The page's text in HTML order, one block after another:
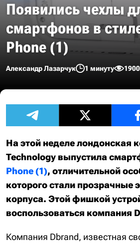
Появились чехлы
смартфонов в
Phone (1)
Александр Лазарчук 1 минуту 1900
На этой неделе лондонская
Technology выпустила
Phone (1), отличительной
которого стали прозрачные
корпуса. Этой фишкой
воспользоваться компания
Компания Dbrand, известная